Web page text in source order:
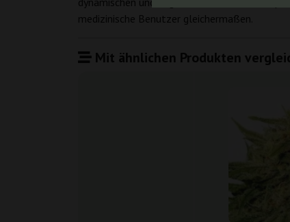
medizinische Benutzer gleichermaßen.
Mit ähnlichen Produkten